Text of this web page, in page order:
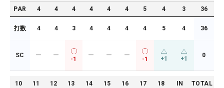
PAR 4 4 4 4 4 4 5 4 3 36
打数 4 4 3 4 4 4 4 5 4 36
SC ー ー
-1
ー ー ー
-1 +1 +1 0
10 11 12 13 14 15 16 17 18 IN TOTAL